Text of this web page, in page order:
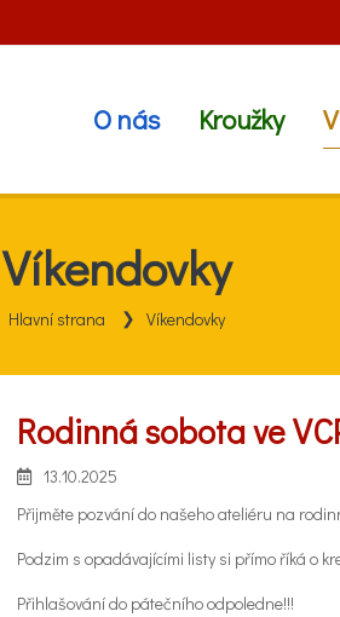
O nás Kroužky
Víkendovky
Hlavní strana Víkendovky
Rodinná sobota ve
13.10.2025
Přijměte pozvání do našeho ateliéru na
Podzim s opadávajícími listy si přímo říká o
Přihlašování do pátečního odpoledne!!!